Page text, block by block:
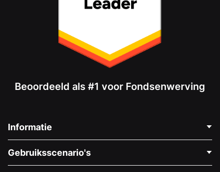
Beoordeeld als #1 voor Fondsenwerving
Informatie
Over Ons
Gebruiksscenario's